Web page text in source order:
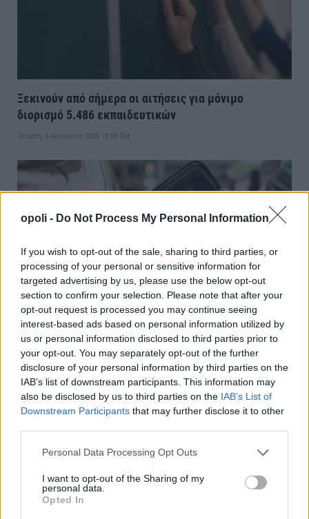
opoli - Do Not Process My Personal Information
If you wish to opt-out of the sale, sharing to third parties, or
processing of your personal or sensitive information for
targeted advertising by us, please use the below opt-out
section to confirm your selection. Please note that after your
opt-out request is processed you may continue seeing
interest-based ads based on personal information utilized by
us or personal information disclosed to third parties prior to
your opt-out. You may separately opt-out of the further
disclosure of your personal information by third parties on the
IAB’s list of downstream participants. This information may
also be disclosed by us to third parties on the IAB’s List of
Downstream Participants that may further disclose it to other
Personal Data Processing Opt Outs
I want to opt-out of the Sharing of my
personal data.
Opted In
Ξεκινούν από σήμερα οι αιτήσεις για μόνιμο
διορισμό 5.486 εκπαιδευτικών
Τετάρτη, 5 Αυγούστου 2026 10:58 ΠΜ
Πετρέλαιο:Κάτω από τα 80 δολάρια το Brent-Μέχρι
τις 31 Αυγούστου η επιδότηση στο diesel
Τετάρτη, 5 Αυγούστου 2026 10:28 ΠΜ